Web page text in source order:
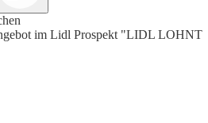
im Lidl Prospekt "LIDL LOHNT